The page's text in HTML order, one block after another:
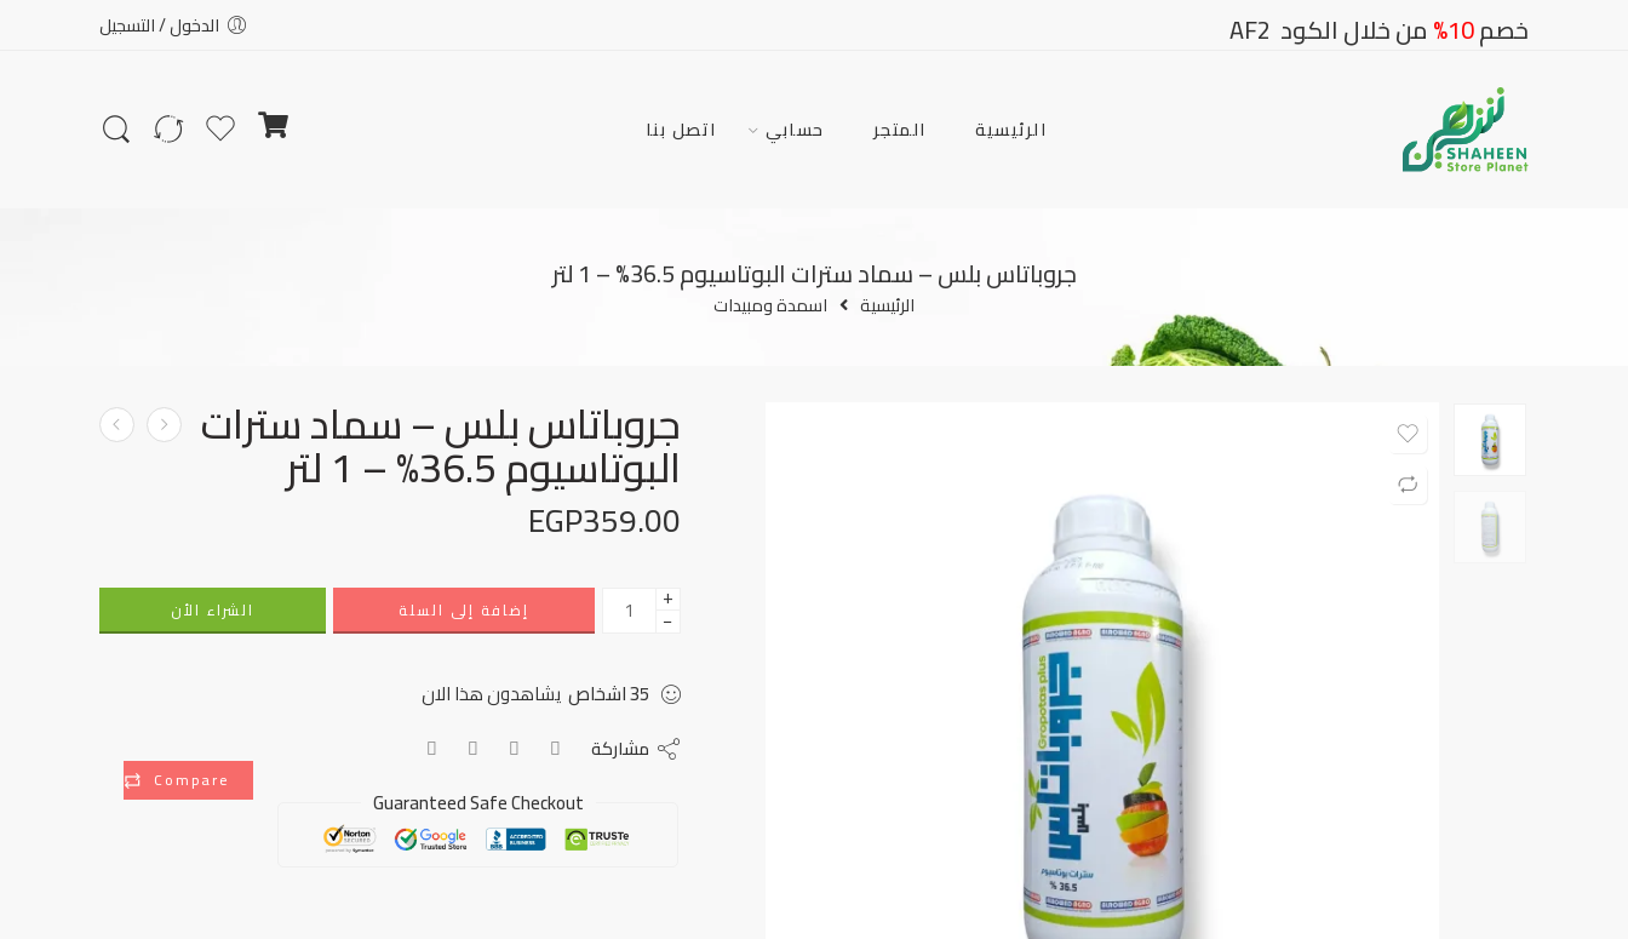
خصم10% من خلال الكود AF2 الدخول / التسجيل
الرئيسية المتجر حسابي اتصل بنا
جروباتاس بلس – سماد سترات البوتاسيوم 36.5% – 1 لتر
الرئيسية اسمدة ومبيدات
جروباتاس بلس – سماد سترات
البوتاسيوم 36.5% – 1 لتر
EGP359.00
+
− إضافة إلى السلة الشراء الأن
35اشخاص يشاهدون هذا الان
Compare
مشاركة
Guaranteed Safe Checkout